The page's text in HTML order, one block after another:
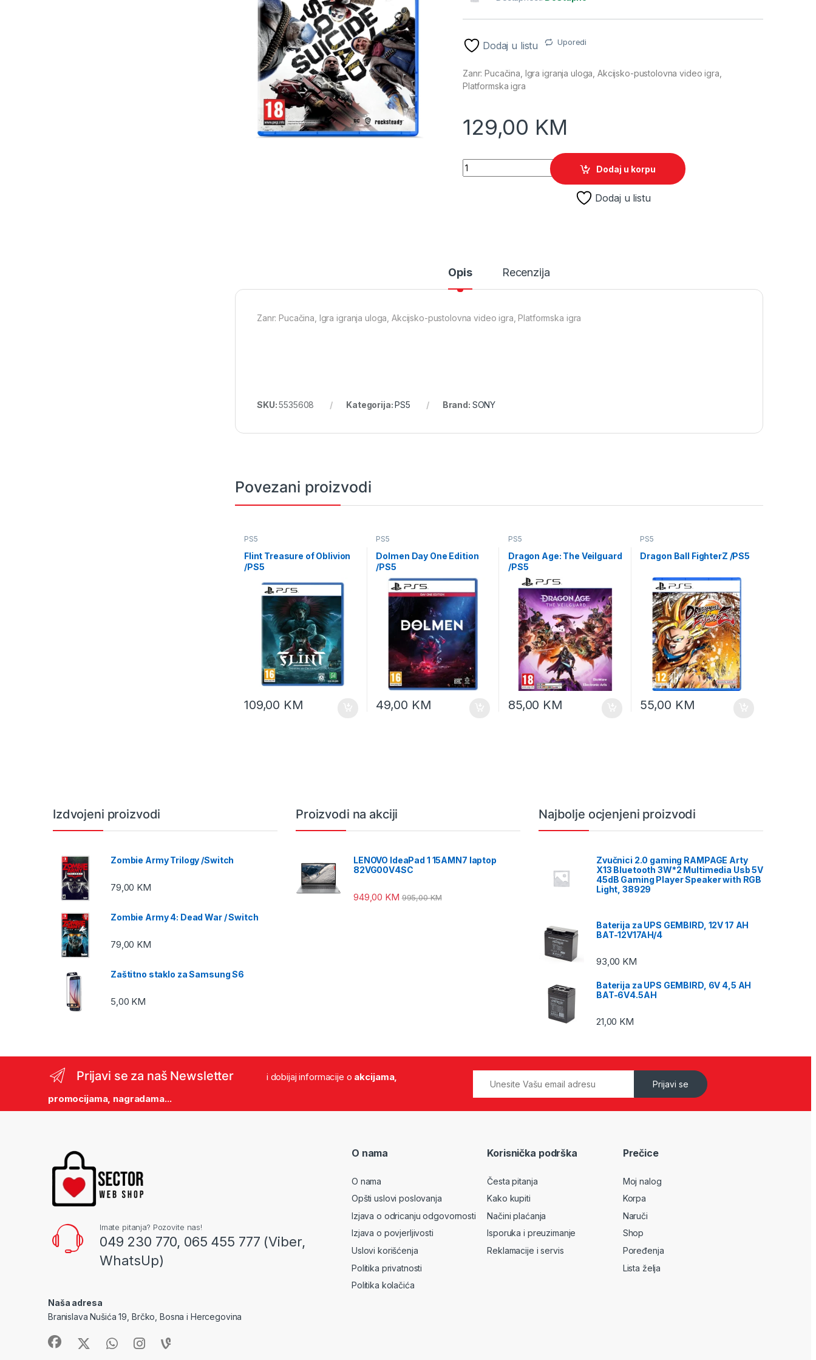
Dodaj u listu Uporedi
Zanr: Pucačina, Igra igranja uloga, Akcijsko-pustolovna video igra,
Platformska igra
129,00 KM
Suicide Squad Kill the Justice League /PS5 quantity
Dodaj u korpu
Dodaj u listu
Opis Recenzija
Zanr: Pucačina, Igra igranja uloga, Akcijsko-pustolovna video igra, Platformska igra
SKU:5535608 Kategorija:PS5 Brand: SONY
Povezani proizvodi
PS5
Flint Treasure of Oblivion
/PS5
109,00 KM
PS5
Dolmen Day One Edition
/PS5
49,00 KM
PS5
Dragon Age: The Veilguard
/PS5
85,00 KM
PS5
Dragon Ball FighterZ /PS5
55,00 KM
Izdvojeni proizvodi
Zombie Army Trilogy /Switch
79,00 KM
Zombie Army 4: Dead War / Switch
79,00 KM
Zaštitno staklo za Samsung S6
5,00 KM
Proizvodi na akciji
LENOVO IdeaPad 1 15AMN7 laptop
82VG00V4SC
949,00 KM 995,00KM
Najbolje ocjenjeni proizvodi
Zvučnici 2.0 gaming RAMPAGE Arty
X13 Bluetooth 3W*2 Multimedia Usb 5V
45dB Gaming Player Speaker with RGB
Light, 38929
Baterija za UPS GEMBIRD, 12V 17 AH
BAT-12V17AH/4
93,00 KM
Baterija za UPS GEMBIRD, 6V 4,5 AH
BAT-6V4.5AH
21,00 KM
Prijavi se za naš Newsletter i dobijaj informacije o akcijama,
promocijama, nagradama...
Prijavi se
Imate pitanja? Pozovite nas!
049 230 770, 065 455 777 (Viber,
WhatsUp)
Naša adresa
Branislava Nušića 19, Brčko, Bosna i Hercegovina
O nama
O nama
Opšti uslovi poslovanja
Izjava o odricanju odgovornosti
Izjava o povjerljivosti
Uslovi korišćenja
Politika privatnosti
Politika kolačića
Korisnička podrška
Česta pitanja
Kako kupiti
Načini plaćanja
Isporuka i preuzimanje
Reklamacije i servis
Prečice
Moj nalog
Korpa
Naruči
Shop
Poređenja
Lista želja